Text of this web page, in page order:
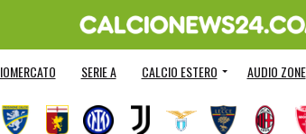
SERIE A CALCIO ESTERO AUDIO ZONE